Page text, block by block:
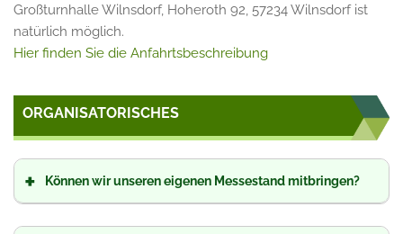
Großturnhalle Wilnsdorf, Hoheroth 92, 57234 Wilnsdorf ist
natürlich möglich.
Hier finden Sie die Anfahrtsbeschreibung
ORGANISATORISCHES
Können wir unseren eigenen Messestand mitbringen?
+